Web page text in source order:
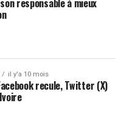
responsable à mieux
il y'a 10 mois
recule, Twitter (X)